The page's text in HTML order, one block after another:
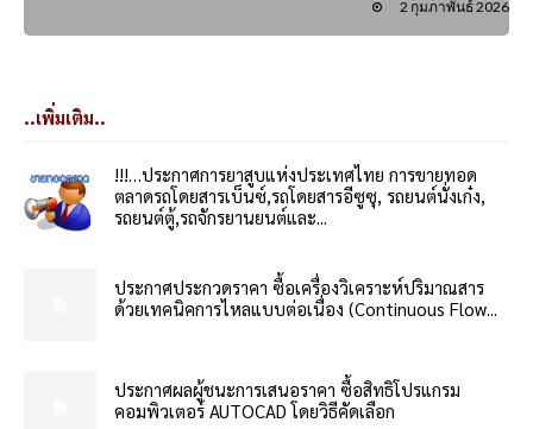
2 กุมภาพันธ์ 2026
..เพิ่มเติม..
!!!…ประกาศการยาสูบแห่งประเทศไทย การขายทอด
ตลาดรถโดยสารเบ็นซ์,รถโดยสารอีซูซุ, รถยนต์นั่งเก๋ง,
รถยนต์ตู้,รถจักรยานยนต์และ...
ประกาศประกวดราคา ซื้อเครื่องวิเคราะห์ปริมาณสาร
ด้วยเทคนิคการไหลแบบต่อเนื่อง (Continuous Flow...
ประกาศผลผู้ชนะการเสนอราคา ซื้อสิทธิโปรแกรม
คอมพิวเตอร์ AUTOCAD โดยวิธีคัดเลือก